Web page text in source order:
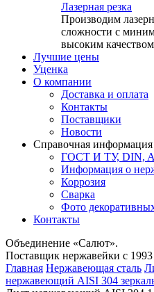
Лазерная резка
Производим
сложности с
высоким
Лучшие цены
Уценка
О компании
Доставка и оплата
Контакты
Поставщики
Новости
Справочная информация
ГОСТ И ТУ, DIN,
Информация о
Коррозия
Сварка
Фото
Контакты
Объединение «Салют».
Поставщик нержавейки с 1993
Главная Нержавеющая сталь
нержавеющий AISI 304